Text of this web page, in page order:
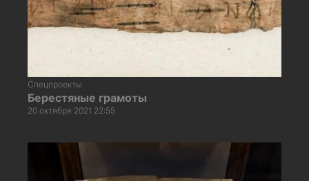
Спецпроекты
Берестяные грамоты
20 октября 2021 22:55